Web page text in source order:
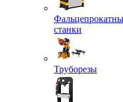
станки
Труборезы